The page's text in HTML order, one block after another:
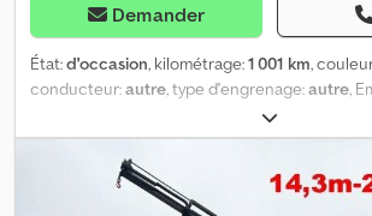
Demander
État:d'occasion, kilométrage:1 001 km,
conducteur:autre, type d'engrenage:autre,
véhicule : Bovenden. Credpfx Aoi Rpi Nslgsf
superstructure : bras de levage de 50 cm de
INFORMATIONS SUR LES ACCESSOIRES SANS
Modifications, vente intermédiaire et erreurs